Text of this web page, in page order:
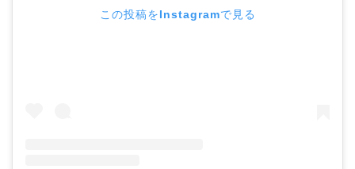
この投稿をInstagramで見る